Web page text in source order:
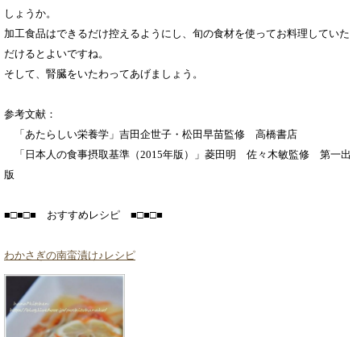
しょうか。
加工食品はできるだけ控えるようにし、旬の食材を使ってお料理していた
だけるとよいですね。
そして、腎臓をいたわってあげましょう。
参考文献：
「あたらしい栄養学」吉田企世子・松田早苗監修 高橋書店
「日本人の食事摂取基準（2015年版）」菱田明 佐々木敏監修 第一出
版
■□■□■ おすすめレシピ ■□■□■
わかさぎの南蛮漬け♪レシピ